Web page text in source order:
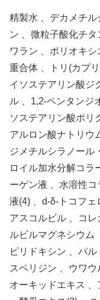
精製水 、デカメチ
ン 、微粒子酸化チ
ワラン 、ポリオキ
重合体 、トリ(カプ
イソステアリン酸ジ
ル 、1,2-ペンタンジ
ソステアリン酸ポリ
アルロン酸ナトリウ
ジメチルシラノール
ロイル加水分解コラ
ーゲン液 、水溶性
液(4) 、d-δ-トコフ
アスコルビル 、コ
ルビルマグネシウム
ピリドキシン 、パ
スペリジン 、ウワウ
オーキッドエキス